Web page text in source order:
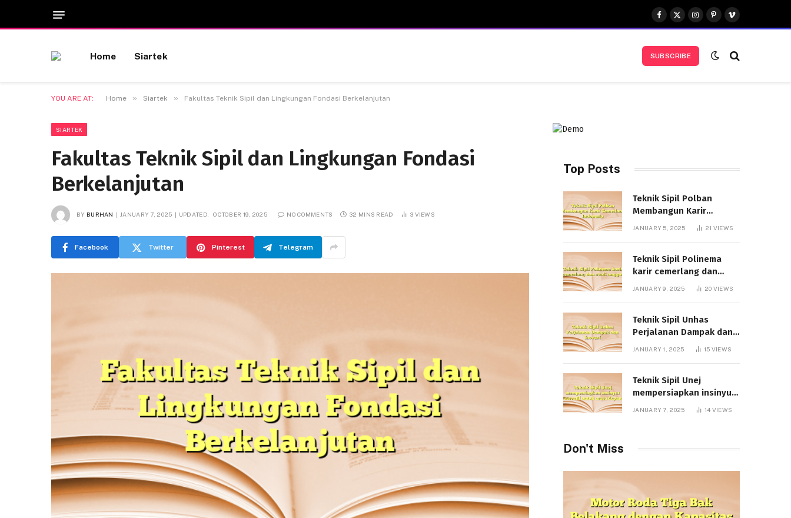
Facebook
X
(Twitter)
Instagram
Pinterest
Vimeo
Home Siartek SUBSCRIBE
YOU ARE AT: Home » Siartek » Fakultas Teknik Sipil dan Lingkungan Fondasi Berkelanjutan
SIARTEK
Fakultas Teknik Sipil dan Lingkungan Fondasi
Berkelanjutan
BY BURHAN JANUARY 7, 2025 UPDATED: OCTOBER 19, 2025 NO COMMENTS 32 MINS READ 3 VIEWS
Facebook Twitter Pinterest Telegram
Top Posts
Teknik Sipil Polban
Membangun Karir
Cemerlang Indonesia
JANUARY 5, 2025 21 VIEWS
Teknik Sipil Polinema
karir cemerlang dan
JANUARY 9, 2025 20 VIEWS
Teknik Sipil Unhas
Perjalanan Dampak dan
JANUARY 1, 2025 15 VIEWS
Teknik Sipil Unej
mempersiapkan insinyur
inovatif untuk masa
JANUARY 7, 2025 14 VIEWS
Don't Miss